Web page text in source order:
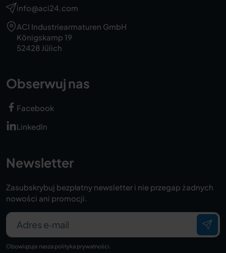
info@aci24.com
ACI Industriearmaturen GmbH
Königskamp 19
52428 Jülich
Obserwuj nas
Facebook
LinkedIn
Newsletter
Zasubskrybuj bezpłatny newsletter i nie przegap żadnych
nowości ani promocji.
Adres e‑mail
Obowiązuje nasza polityka prywatności